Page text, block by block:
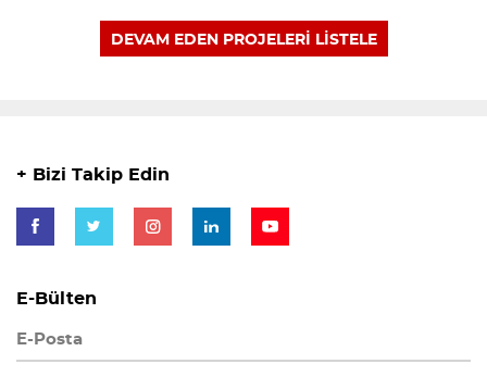
DEVAM EDEN PROJELERİ LİSTELE
+ Bizi Takip Edin
E-Bülten